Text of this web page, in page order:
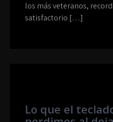
los más veteranos,
satisfactorio […]
Lo que el